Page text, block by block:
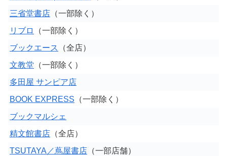
三省堂書店 （一部除く）
リブロ
（一部除く）
ブックエース
（全店）
文教堂 （一部除く）
多田屋 サンピア店
BOOK EXPRESS （一部除く）
ブックマルシェ
精文館書店 （全店）
TSUTAYA／蔦屋書店 （一部店舗）